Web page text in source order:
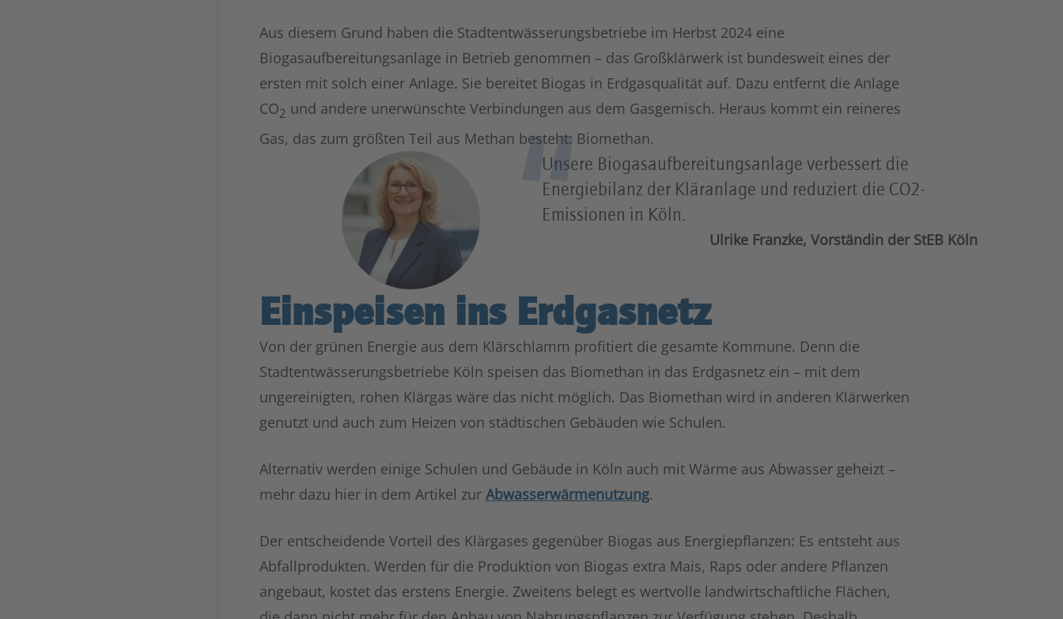
Aus diesem Grund haben die Stadtentwässerungsbetriebe im Herbst 2024 eine
Biogasaufbereitungsanlage in Betrieb genommen – das Großklärwerk ist bundesweit eines der
ersten mit solch einer Anlage. Sie bereitet Biogas in Erdgasqualität auf. Dazu entfernt die Anlage
CO2 und andere unerwünschte Verbindungen aus dem Gasgemisch. Heraus kommt ein reineres
Gas, das zum größten Teil aus Methan besteht: Biomethan.
Unsere Biogasaufbereitungsanlage verbessert die
Energiebilanz der Kläranlage und reduziert die CO2-
Emissionen in Köln.
Ulrike Franzke, Vorständin der StEB Köln
Einspeisen ins Erdgasnetz
Von der grünen Energie aus dem Klärschlamm profitiert die gesamte Kommune. Denn die
Stadtentwässerungsbetriebe Köln speisen das Biomethan in das Erdgasnetz ein – mit dem
ungereinigten, rohen Klärgas wäre das nicht möglich. Das Biomethan wird in anderen Klärwerken
genutzt und auch zum Heizen von städtischen Gebäuden wie Schulen.
Alternativ werden einige Schulen und Gebäude in Köln auch mit Wärme aus Abwasser geheizt –
mehr dazu hier in dem Artikel zur Abwasserwärmenutzung.
Der entscheidende Vorteil des Klärgases gegenüber Biogas aus Energiepflanzen: Es entsteht aus
Abfallprodukten. Werden für die Produktion von Biogas extra Mais, Raps oder andere Pflanzen
angebaut, kostet das erstens Energie. Zweitens belegt es wertvolle landwirtschaftliche Flächen,